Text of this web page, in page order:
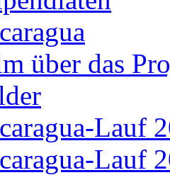
über das
Lauf
Lauf